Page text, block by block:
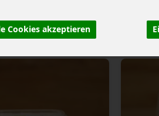
Cookies akzeptieren